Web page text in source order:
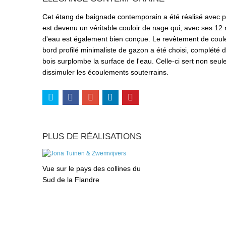
Cet étang de baignade contemporain a été réalisé avec
est devenu un véritable couloir de nage qui, avec ses
d'eau est également bien conçue. Le revêtement de
bord profilé minimaliste de gazon a été choisi, complété
bois surplombe la surface de l'eau. Celle-ci sert non
dissimuler les écoulements souterrains.
PLUS DE RÉALISATIONS
Vue sur le pays des collines du
Sud de la Flandre